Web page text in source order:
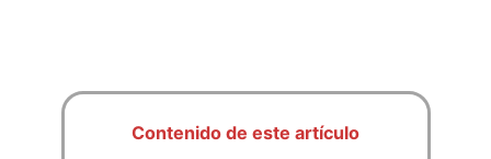
Contenido de este artículo